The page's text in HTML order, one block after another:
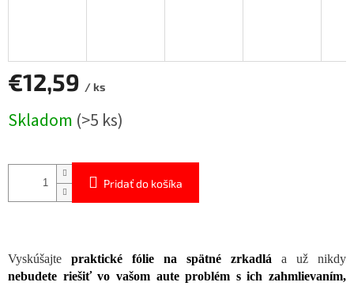
€12,59 / ks
cena:
Skladom (>5 ks)
Pridať do košíka
Vyskúšajte praktické fólie na spätné zrkadlá a už nikdy
nebudete riešiť vo vašom aute problém s ich zahmlievaním,